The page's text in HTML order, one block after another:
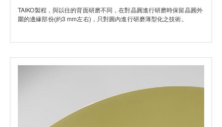
TAIKO製程，與以往的背面研磨不同，在對晶圓進行研磨時保留晶圓外
圍的邊緣部份(約3 mm左右)，只對圓內進行研磨薄型化之技術。